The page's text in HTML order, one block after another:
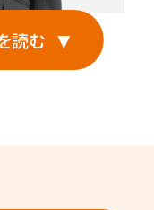
読む